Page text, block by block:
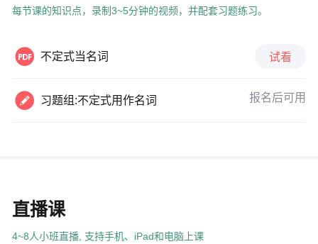
每节课的知识点，录制3~5分钟的视频，并配套习题练习。
 不定式当名词 试看
 习题组:不定式用作名词 报名后可用
直播课
4~8人小班直播, 支持手机、iPad和电脑上课